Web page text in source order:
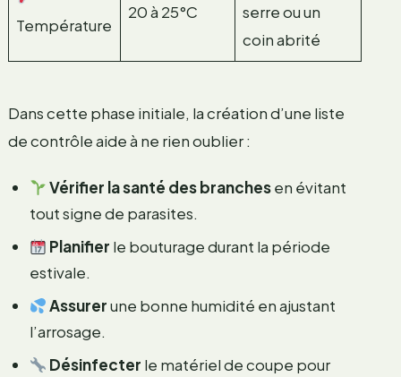
Température
20 à 25°C
serre ou un
coin abrité
Dans cette phase initiale, la création d’une liste
de contrôle aide à ne rien oublier :
Vérifier la santé des branchesen évitant
tout signe de parasites.
Planifier le bouturage durant la période
estivale.
Assurerune bonne humidité en ajustant
l’arrosage.
Désinfecter le matériel de coupe pour